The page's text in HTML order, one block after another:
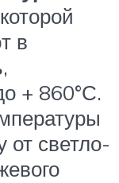
в
+ 860°С.
от светло-